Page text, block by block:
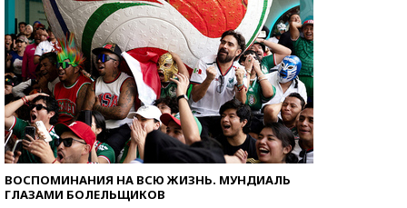
ВОСПОМИНАНИЯ НА ВСЮ ЖИЗНЬ. МУНДИАЛЬ
ГЛАЗАМИ БОЛЕЛЬЩИКОВ